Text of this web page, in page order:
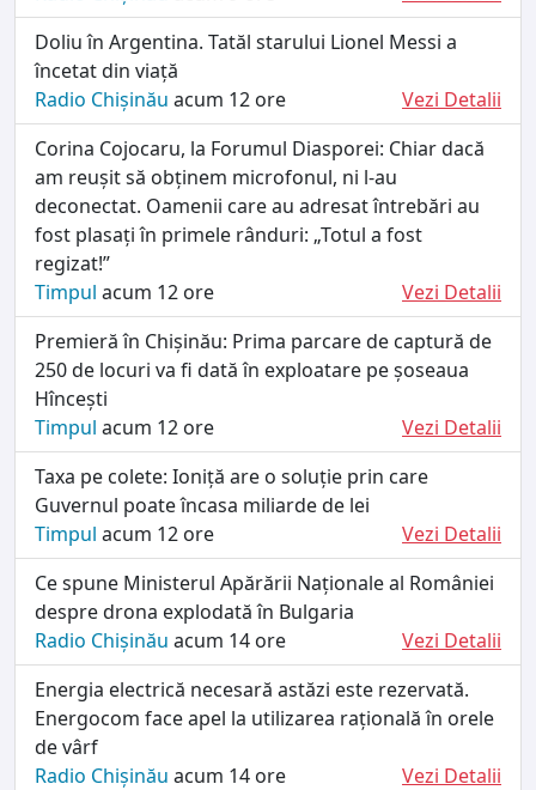
Doliu în Argentina. Tatăl starului Lionel Messi a
încetat din viață
Radio Chișinău acum 12 ore
Vezi Detalii
Corina Cojocaru, la Forumul Diasporei: Chiar dacă
am reușit să obținem microfonul, ni l-au
deconectat. Oamenii care au adresat întrebări au
fost plasați în primele rânduri: „Totul a fost
regizat!”
Timpul acum 12 ore
Vezi Detalii
Premieră în Chișinău: Prima parcare de captură de
250 de locuri va fi dată în exploatare pe șoseaua
Hîncești
Timpul acum 12 ore
Vezi Detalii
Taxa pe colete: Ioniță are o soluție prin care
Guvernul poate încasa miliarde de lei
Timpul acum 12 ore
Vezi Detalii
Ce spune Ministerul Apărării Naționale al României
despre drona explodată în Bulgaria
Radio Chișinău acum 14 ore
Vezi Detalii
Energia electrică necesară astăzi este rezervată.
Energocom face apel la utilizarea rațională în orele
de vârf
Radio Chișinău acum 14 ore
Vezi Detalii